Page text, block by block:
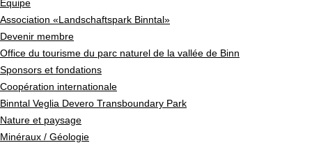
Equipe
Association «Landschaftspark Binntal»
Devenir membre
Office du tourisme du parc naturel de la vallée de Binn
Sponsors et fondations
Coopération internationale
Binntal Veglia Devero Transboundary Park
Nature et paysage
Minéraux / Géologie